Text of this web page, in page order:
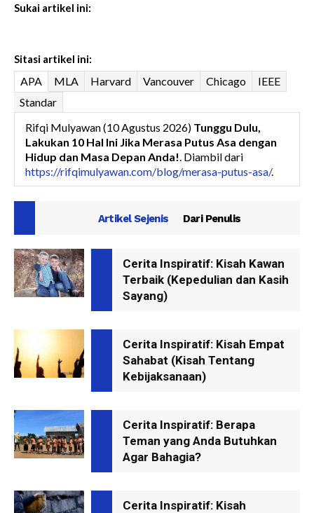
Sukai artikel ini:
Sitasi artikel ini:
APA MLA Harvard Vancouver Chicago
IEEE
Standar
Rifqi Mulyawan (10 Agustus 2026) Tunggu Dulu,
Lakukan 10 Hal Ini Jika Merasa Putus Asa dengan
Hidup dan Masa Depan Anda! . Diambil dari
https://rifqimulyawan.com/blog/merasa-putus-asa/.
Artikel Sejenis Dari Penulis
Cerita Inspiratif: Kisah Kawan
Terbaik (Kepedulian dan Kasih
Sayang)
Cerita Inspiratif: Kisah Empat
Sahabat (Kisah Tentang
Kebijaksanaan)
Cerita Inspiratif: Berapa
Teman yang Anda Butuhkan
Agar Bahagia?
Cerita Inspiratif: Kisah